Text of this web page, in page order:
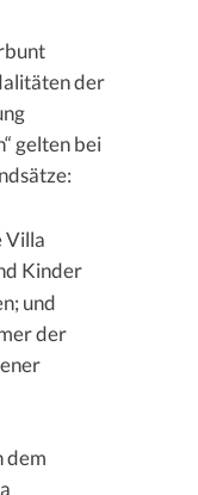
der
gelten bei
Villa
Kinder
und
der
dem